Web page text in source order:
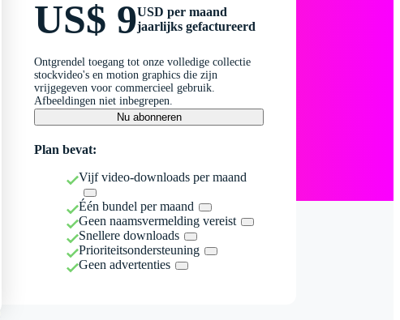
US$ 9USD per maand
jaarlijks gefactureerd
Ontgrendel toegang tot onze volledige collectie
stockvideo's en motion graphics die zijn
vrijgegeven voor commercieel gebruik.
Afbeeldingen niet inbegrepen.
Nu abonneren
Plan bevat:
Vijf video-downloads per maand
Één bundel per maand
Geen naamsvermelding vereist
Snellere downloads
Prioriteitsondersteuning
Geen advertenties